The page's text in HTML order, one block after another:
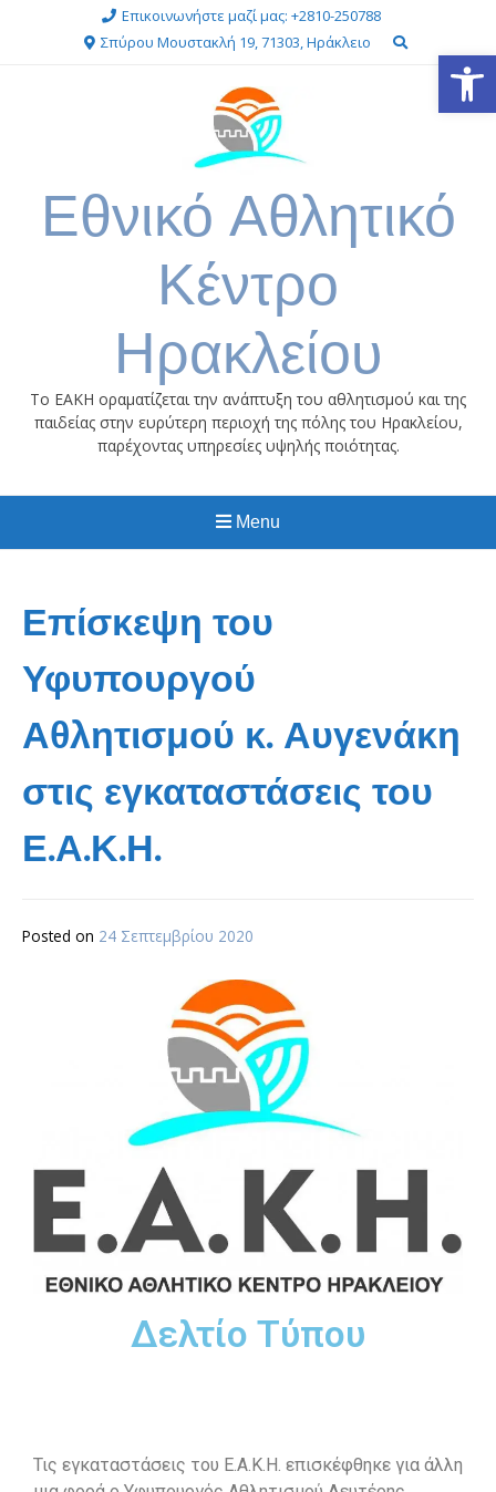
Επικοινωνήστε μαζί μας: +2810-250788
Σπύρου Μουστακλή 19, 71303, Ηράκλειο
Εθνικό Αθλητικό
Κέντρο
Ηρακλείου
Το ΕΑΚΗ οραματίζεται την ανάπτυξη του αθλητισμού και της
παιδείας στην ευρύτερη περιοχή της πόλης του Ηρακλείου,
παρέχοντας υπηρεσίες υψηλής ποιότητας.
Menu
Επίσκεψη του
Υφυπουργού
Αθλητισμού κ. Αυγενάκη
στις εγκαταστάσεις του
Ε.Α.Κ.Η.
Posted on 24 Σεπτεμβρίου 2020
Δελτίο Τύπου
Τις εγκαταστάσεις του Ε.Α.Κ.Η. επισκέφθηκε για άλλη